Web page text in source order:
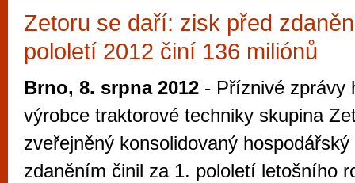
Zetoru se daří: zisk před
pololetí 2012 činí 136 miliónů
Brno, 8. srpna 2012 - Příznivé zprávy
výrobce traktorové techniky skupina
zveřejněný konsolidovaný
zdaněním činil za 1. pololetí letošního
Průvodce
Brně: Od
Brno je
zajímavé
restaurace,
Mimo jiné je ale také místem, kde si